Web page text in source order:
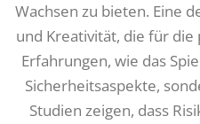
Wachsen zu bieten. Eine
und Kreativität, die für die
Erfahrungen, wie das
Sicherheitsaspekte,
Studien zeigen, dass